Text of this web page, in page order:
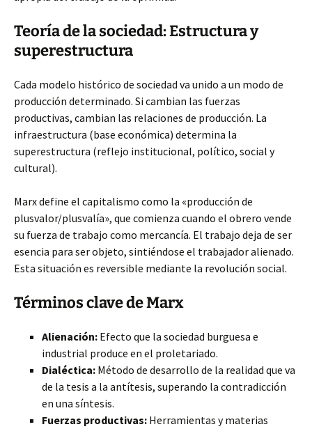
Teoría de la sociedad: Estructura y
superestructura
Cada modelo histórico de sociedad va unido a un modo de
producción determinado. Si cambian las fuerzas
productivas, cambian las relaciones de producción. La
infraestructura (base económica) determina la
superestructura (reflejo institucional, político, social y
cultural).
Marx define el capitalismo como la «producción de
plusvalor/plusvalía», que comienza cuando el obrero vende
su fuerza de trabajo como mercancía. El trabajo deja de ser
esencia para ser objeto, sintiéndose el trabajador alienado.
Esta situación es reversible mediante la revolución social.
Términos clave de Marx
Alienación: Efecto que la sociedad burguesa e
industrial produce en el proletariado.
Dialéctica: Método de desarrollo de la realidad que va
de la tesis a la antítesis, superando la contradicción
en una síntesis.
Fuerzas productivas: Herramientas y materias